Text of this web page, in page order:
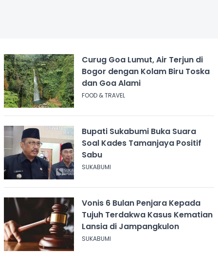
Curug Goa Lumut, Air Terjun di
Bogor dengan Kolam Biru Toska
dan Goa Alami
FOOD & TRAVEL
Bupati Sukabumi Buka Suara
Soal Kades Tamanjaya Positif
Sabu
SUKABUMI
Vonis 6 Bulan Penjara Kepada
Tujuh Terdakwa Kasus Kematian
Lansia di Jampangkulon
SUKABUMI